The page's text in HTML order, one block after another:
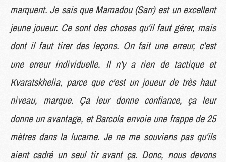
marquent. Je sais que Mamadou (Sarr) est un excellent
jeune joueur. Ce sont des choses qu'il faut gérer, mais
dont il faut tirer des leçons. On fait une erreur, c'est
une erreur individuelle. Il n'y a rien de tactique et
Kvaratskhelia, parce que c'est un joueur de très haut
niveau, marque. Ça leur donne confiance, ça leur
donne un avantage, et Barcola envoie une frappe de 25
mètres dans la lucarne. Je ne me souviens pas qu'ils
aient cadré un seul tir avant ça. Donc, nous devons